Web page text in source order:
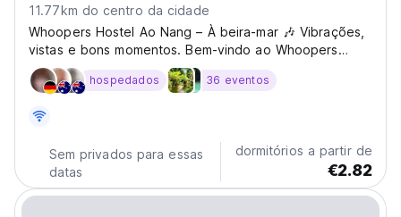
11.77km do centro da cidade
Whoopers Hostel Ao Nang – À beira-mar 🎶 Vibrações,
vistas e bons momentos. Bem-vindo ao Whoopers
Hostel Ao Nang – By The Beach, seu hostel social
favorito em Ao Nang Landmark, a uma curta caminhada
para mochileiros...
hospedados 36 eventos
Sem privados para essas
datas
dormitórios a partir de
€2.82